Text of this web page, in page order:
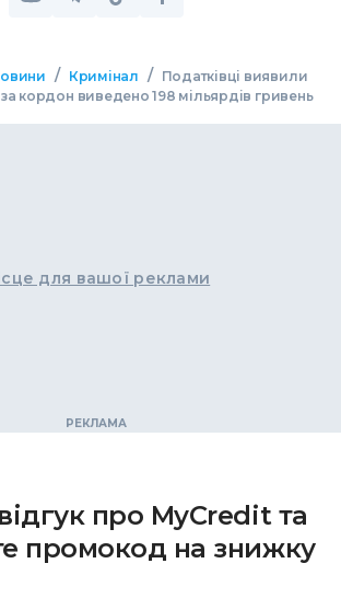
/ Кримінал /
Податківці виявили
кордон виведено 198 мільярдів гривень
для вашої реклами
про MyCredit та
промокод на знижку